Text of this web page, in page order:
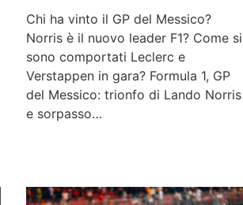
Chi ha vinto il GP del Messico?
Norris è il nuovo leader F1? Come si
sono comportati Leclerc e
Verstappen in gara? Formula 1, GP
del Messico: trionfo di Lando Norris
e sorpasso…